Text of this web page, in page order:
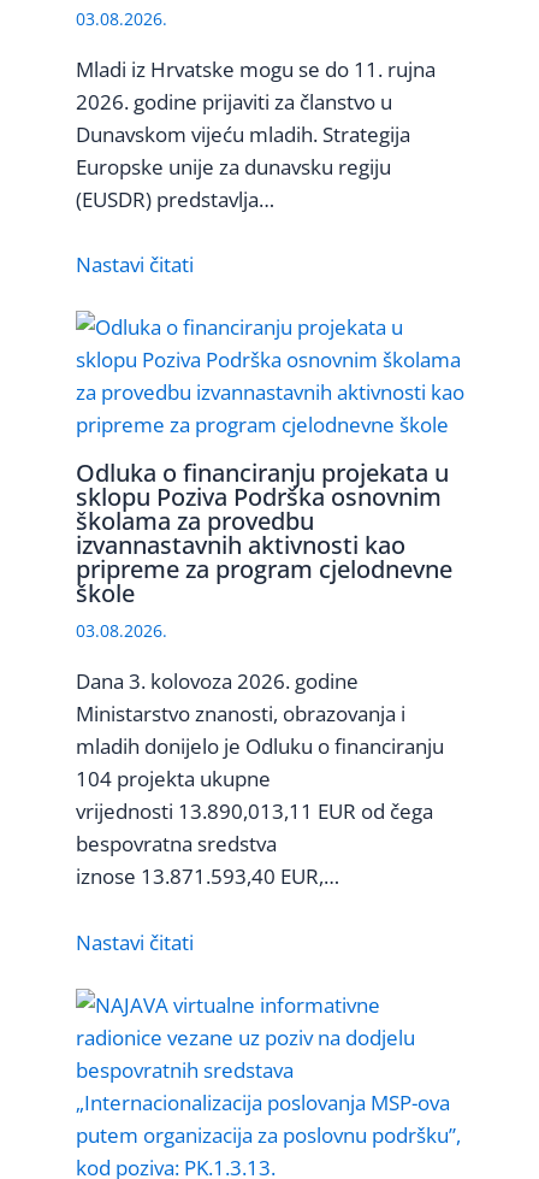
03.08.2026.
Mladi iz Hrvatske mogu se do 11. rujna
2026. godine prijaviti za članstvo u
Dunavskom vijeću mladih. Strategija
Europske unije za dunavsku regiju
(EUSDR) predstavlja…
Nastavi čitati
Odluka o financiranju projekata u
sklopu Poziva Podrška osnovnim
školama za provedbu
izvannastavnih aktivnosti kao
pripreme za program cjelodnevne
škole
03.08.2026.
Dana 3. kolovoza 2026. godine
Ministarstvo znanosti, obrazovanja i
mladih donijelo je Odluku o financiranju
104 projekta ukupne
vrijednosti 13.890,013,11 EUR od čega
bespovratna sredstva
iznose 13.871.593,40 EUR,…
Nastavi čitati